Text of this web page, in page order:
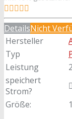
DetailsNicht
Hersteller
Typ
Leistung
speichert
Strom?
Größe: